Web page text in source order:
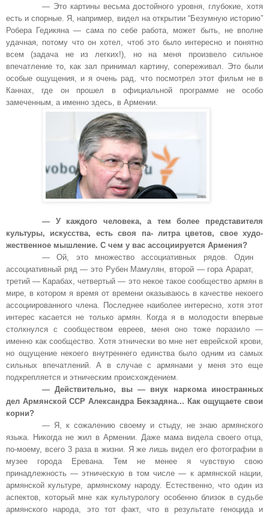
— Это картины весьма достойного уровня, глубокие, хотя
есть и спорные. Я, например, видел на открытии “Безумную историю”
Робера Гедикяна — сама по себе работа, может быть, не вполне
удачная, потому что он хотел, чтоб это было интересно и понятно
всем (задача не из легких!), но на меня произвело сильное
впечатление то, как зал принимал картину, сопереживал. Это были
особые ощущения, и я очень рад, что посмотрел этот фильм не в
Каннах, где он прошел в официальной программе не особо
замеченным, а именно здесь, в Армении.
— У каждого человека, а тем более представителя
культуры, искусства, есть своя па- литра цветов, свое худо-
жественное мышление. С чем у вас ассоциируется Армения?
— Ой, это множество ассоциативных рядов. Один
ассоциативный ряд — это Рубен Мамулян, второй — гора Арарат,
третий — Карабах, четвертый — это некое такое сообщество армян в
мире, в котором я время от времени оказываюсь в качестве некоего
ассоциированного члена. Последнее наиболее интересно, хотя этот
интерес касается не только армян. Когда я в молодости впервые
столкнулся с сообществом евреев, меня оно тоже поразило —
именно как сообщество. Хотя этнически во мне нет еврейской крови,
но ощущение некоего внутреннего единства было одним из самых
сильных впечатлений. А в случае с армянами у меня это еще
подкрепляется и этническим происхождением.
— Действительно, вы — внук наркома иностранных
дел Армянской ССР Александра Бекзадяна... Как ощущаете свои
корни?
— Я, к сожалению своему и стыду, не знаю армянского
языка. Никогда не жил в Армении. Даже мама видела своего отца,
по-моему, всего 3 раза в жизни. Я же лишь видел его фотографии в
музее города Еревана. Тем не менее я чувствую свою
принадлежность — этническую в том числе — к армянской нации,
армянской культуре, армянскому народу. Естественно, что один из
аспектов, который мне как культурологу особенно близок в судьбе
армянского народа, это тот факт, что в результате геноцида и